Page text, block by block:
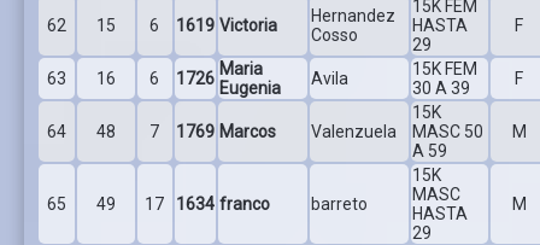
62 15 6 1619 Victoria
Hernandez
Cosso
15K FEM
HASTA
29
F
63 16 6 1726 Maria
Eugenia
Avila
15K FEM
30 A 39
F
64 48 7 1769 Marcos Valenzuela
15K
MASC 50
A 59
M
65 49 17 1634 franco barreto
15K
MASC
HASTA
29
M